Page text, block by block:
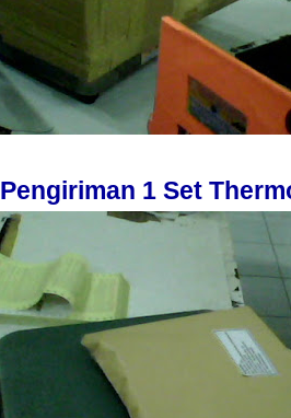
Pengiriman 1 Set